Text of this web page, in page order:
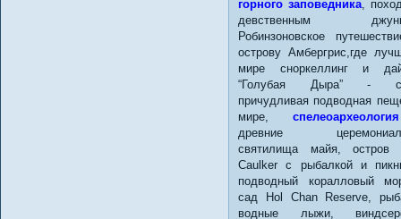
горного заповедника ,
девственным
Робинзоновское
острову Амбергрис,где
мире сноркеллинг и
“Голубая Дыра” -
причудливая подводная
мире, спелеоархеология
древние
святилища майя, остров
Caulker с рыбалкой и
подводный коралловый
сад Hol Chan Reserve,
водные лыжи,